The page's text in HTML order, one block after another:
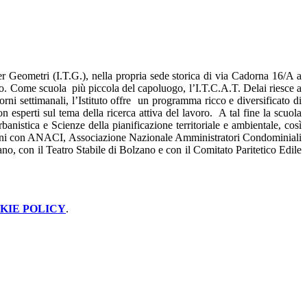
(I.T.G.), nella propria sede storica di via Cadorna 16/A a
Come scuola più piccola del capoluogo, l’I.T.C.A.T. Delai riesce a
settimanali, l’Istituto offre un programma ricco e diversificato di
esperti sul tema della ricerca attiva del lavoro. A tal fine la scuola
e Scienze della pianificazione territoriale e ambientale, così
con ANACI, Associazione Nazionale Amministratori Condominiali
con il Teatro Stabile di Bolzano e con il Comitato Paritetico Edile
POLICY.